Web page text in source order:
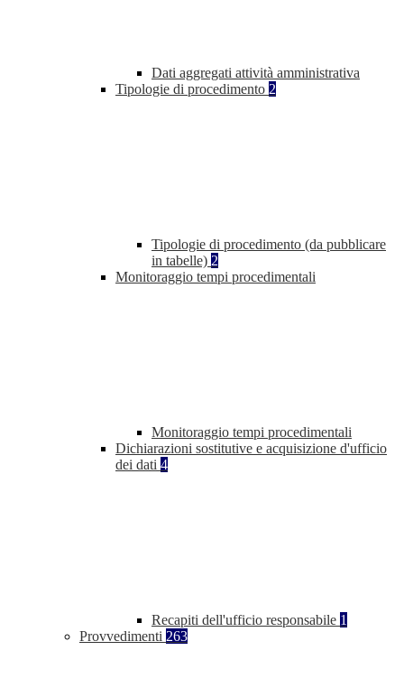
Dati aggregati attività amministrativa
Tipologie di procedimento 2
Tipologie di procedimento (da pubblicare
in tabelle) 2
Monitoraggio tempi procedimentali
Monitoraggio tempi procedimentali
Dichiarazioni sostitutive e acquisizione d'ufficio
dei dati 4
Recapiti dell'ufficio responsabile 1
Provvedimenti 263